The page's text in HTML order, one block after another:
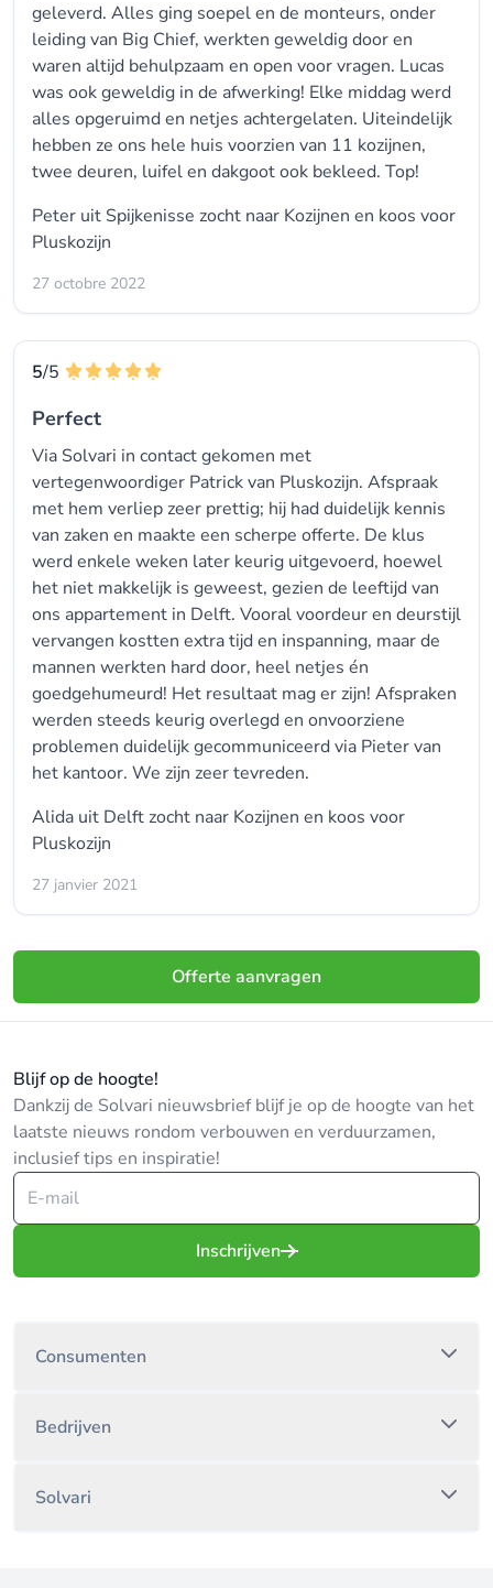
geleverd. Alles ging soepel en de monteurs, onder
leiding van Big Chief, werkten geweldig door en
waren altijd behulpzaam en open voor vragen. Lucas
was ook geweldig in de afwerking! Elke middag werd
alles opgeruimd en netjes achtergelaten. Uiteindelijk
hebben ze ons hele huis voorzien van 11 kozijnen,
twee deuren, luifel en dakgoot ook bekleed. Top!
Peter uit Spijkenisse zocht naar Kozijnen en koos voor
Pluskozijn
27 octobre 2022
5/5
Perfect
Via Solvari in contact gekomen met
vertegenwoordiger Patrick van Pluskozijn. Afspraak
met hem verliep zeer prettig; hij had duidelijk kennis
van zaken en maakte een scherpe offerte. De klus
werd enkele weken later keurig uitgevoerd, hoewel
het niet makkelijk is geweest, gezien de leeftijd van
ons appartement in Delft. Vooral voordeur en deurstijl
vervangen kostten extra tijd en inspanning, maar de
mannen werkten hard door, heel netjes én
goedgehumeurd! Het resultaat mag er zijn! Afspraken
werden steeds keurig overlegd en onvoorziene
problemen duidelijk gecommuniceerd via Pieter van
het kantoor. We zijn zeer tevreden.
Alida uit Delft zocht naar Kozijnen en koos voor
Pluskozijn
27 janvier 2021
Offerte aanvragen
Blijf op de hoogte!
Dankzij de Solvari nieuwsbrief blijf je op de hoogte van het
laatste nieuws rondom verbouwen en verduurzamen,
inclusief tips en inspiratie!
Inschrijven
Consumenten
Bedrijven
Solvari